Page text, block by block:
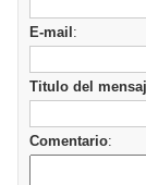
E-mail :
Titulo del
Comentario: